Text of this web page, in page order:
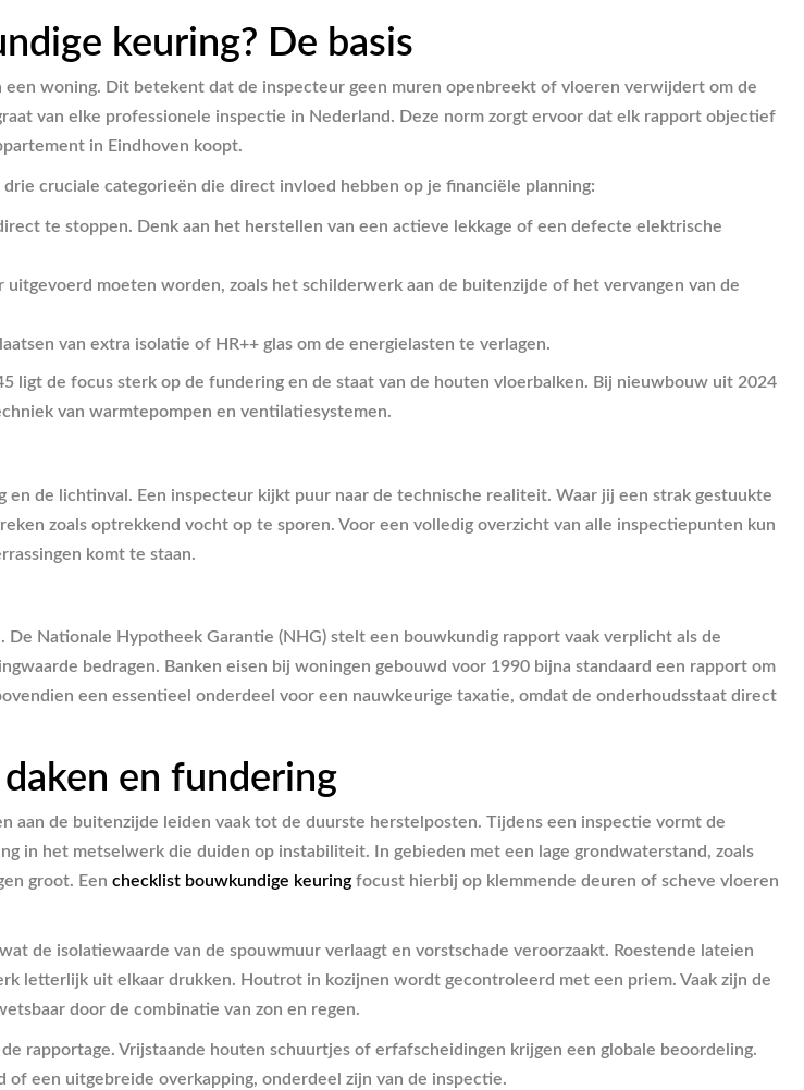
keuring? De basis
woning. Dit betekent dat de inspecteur geen muren openbreekt of vloeren verwijdert om de
van elke professionele inspectie in Nederland. Deze norm zorgt ervoor dat elk rapport objectief
in Eindhoven koopt.
cruciale categorieën die direct invloed hebben op je financiële planning:
te stoppen. Denk aan het herstellen van een actieve lekkage of een defecte elektrische
moeten worden, zoals het schilderwerk aan de buitenzijde of het vervangen van de
van extra isolatie of HR++ glas om de energielasten te verlagen.
ligt de focus sterk op de fundering en de staat van de houten vloerbalken. Bij nieuwbouw uit 2024
van warmtepompen en ventilatiesystemen.
de lichtinval. Een inspecteur kijkt puur naar de technische realiteit. Waar jij een strak gestuukte
zoals optrekkend vocht op te sporen. Voor een volledig overzicht van alle inspectiepunten kun
komt te staan.
Nationale Hypotheek Garantie (NHG) stelt een bouwkundig rapport vaak verplicht als de
bedragen. Banken eisen bij woningen gebouwd voor 1990 bijna standaard een rapport om
een essentieel onderdeel voor een nauwkeurige taxatie, omdat de onderhoudsstaat direct
en fundering
aan de buitenzijde leiden vaak tot de duurste herstelposten. Tijdens een inspectie vormt de
in het metselwerk die duiden op instabiliteit. In gebieden met een lage grondwaterstand, zoals
groot. Een checklist bouwkundige keuring focust hierbij op klemmende deuren of scheve vloeren
de isolatiewaarde van de spouwmuur verlaagt en vorstschade veroorzaakt. Roestende lateien
letterlijk uit elkaar drukken. Houtrot in kozijnen wordt gecontroleerd met een priem. Vaak zijn de
door de combinatie van zon en regen.
rapportage. Vrijstaande houten schuurtjes of erfafscheidingen krijgen een globale beoordeling.
een uitgebreide overkapping, onderdeel zijn van de inspectie.